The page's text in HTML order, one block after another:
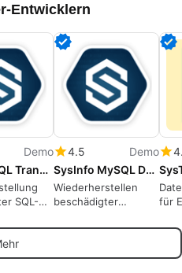
Entwicklern
Demo
SysInfo SQL Transaction Log Recovery
SQL-
4.5
Demo
SysInfo MySQL Database Recovery Tool for Windows
Wiederherstellen
beschädigter
Datenbankdateien
einfach
für
den